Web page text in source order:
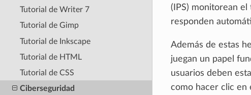
(IPS) monitorean
responden
Además de estas
juegan un papel
usuarios deben
como hacer clic en
Tutorial de Writer 7
Tutorial de Gimp
Tutorial de Inkscape
Tutorial de HTML
Tutorial de CSS
Ciberseguridad